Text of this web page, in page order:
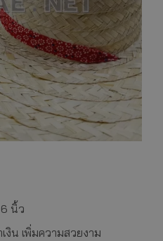
นิ้ว
น เพิ่มความสวยงาม